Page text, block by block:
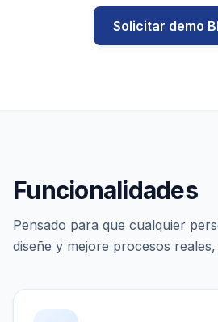
Solicitar demo
Funcionalidades
Pensado para que cualquier
diseñe y mejore procesos